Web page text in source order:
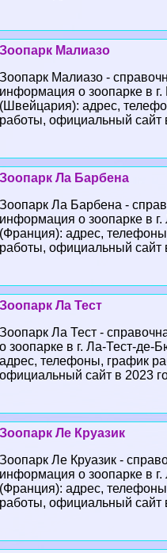
Зоопарк Малиазо
Зоопарк Малиазо -
информация о зоопарке в
(Швейцария): адрес,
работы, официальный сайт
Зоопарк Ла Барбена
Зоопарк Ла Барбена -
информация о зоопарке в
(Франция): адрес,
работы, официальный сайт
Зоопарк Ла Тест
Зоопарк Ла Тест -
о зоопарке в г. Ла-Тест-де-
адрес, телефоны, график
официальный сайт в 2023
Зоопарк Ле Круазик
Зоопарк Ле Круазик -
информация о зоопарке в г.
(Франция): адрес,
работы, официальный сайт